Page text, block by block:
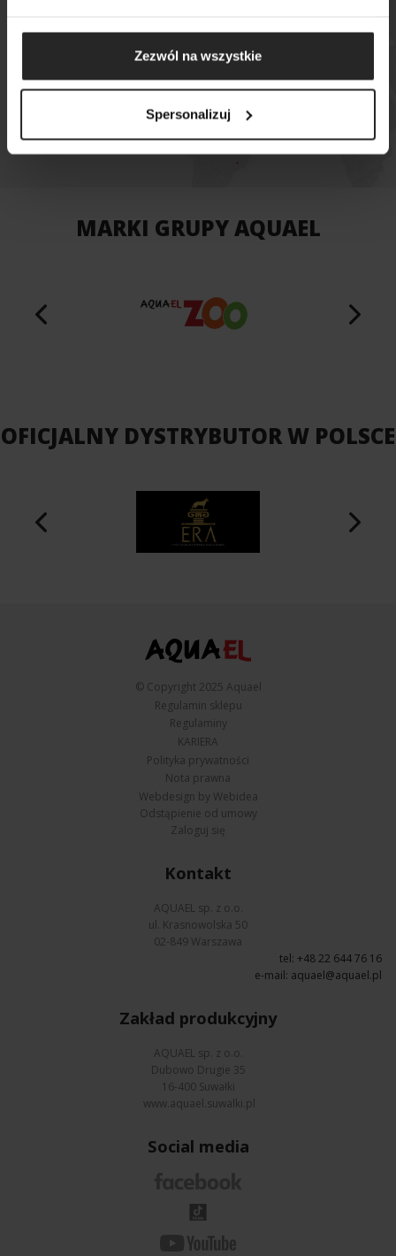
Zezwól na wszystkie
Spersonalizuj
MAPA SKLEPÓW
MARKI GRUPY AQUAEL
OFICJALNY DYSTRYBUTOR W POLSCE
© Copyright 2025 Aquael
Regulamin sklepu
Regulaminy
KARIERA
Polityka prywatności
Nota prawna
Webdesign by Webidea
Odstąpienie od umowy
Zaloguj się
Kontakt
AQUAEL sp. z o.o.
ul. Krasnowolska 50
02-849 Warszawa
tel: +48 22 644 76 16
e-mail: aquael@aquael.pl
Zakład produkcyjny
AQUAEL sp. z o.o.
Dubowo Drugie 35
16-400 Suwałki
www.aquael.suwalki.pl
Social media